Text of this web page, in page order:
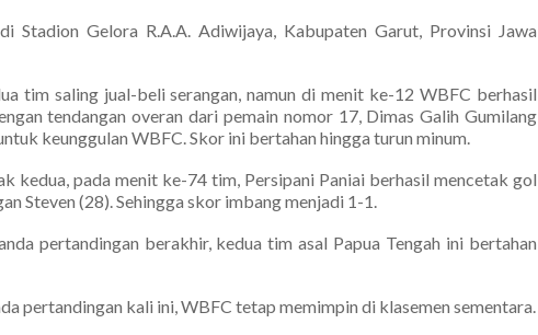
Stadion Gelora R.A.A. Adiwijaya, Kabupaten Garut, Provinsi Jawa
tim saling jual-beli serangan, namun di menit ke-12 WBFC berhasil
tendangan overan dari pemain nomor 17, Dimas Galih Gumilang
keunggulan WBFC. Skor ini bertahan hingga turun minum.
kedua, pada menit ke-74 tim, Persipani Paniai berhasil mencetak gol
Steven (28). Sehingga skor imbang menjadi 1-1.
pertandingan berakhir, kedua tim asal Papua Tengah ini bertahan
pertandingan kali ini, WBFC tetap memimpin di klasemen sementara.